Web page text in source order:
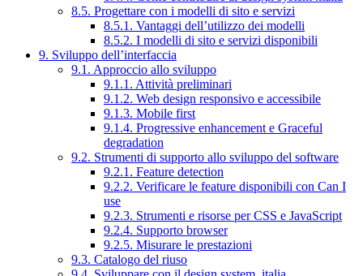
8.5. Progettare con i modelli di sito e servizi
8.5.1. Vantaggi dell’utilizzo dei modelli
8.5.2. I modelli di sito e servizi disponibili
9. Sviluppo dell’interfaccia
9.1. Approccio allo sviluppo
9.1.1. Attività preliminari
9.1.2. Web design responsivo e accessibile
9.1.3. Mobile first
9.1.4. Progressive enhancement e Graceful
degradation
9.2. Strumenti di supporto allo sviluppo del software
9.2.1. Feature detection
9.2.2. Verificare le feature disponibili con Can I
use
9.2.3. Strumenti e risorse per CSS e JavaScript
9.2.4. Supporto browser
9.2.5. Misurare le prestazioni
9.3. Catalogo del riuso